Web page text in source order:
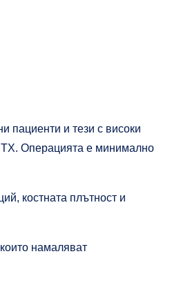
пациенти и тези с високи
Операцията е минимално
костната плътност и
намаляват